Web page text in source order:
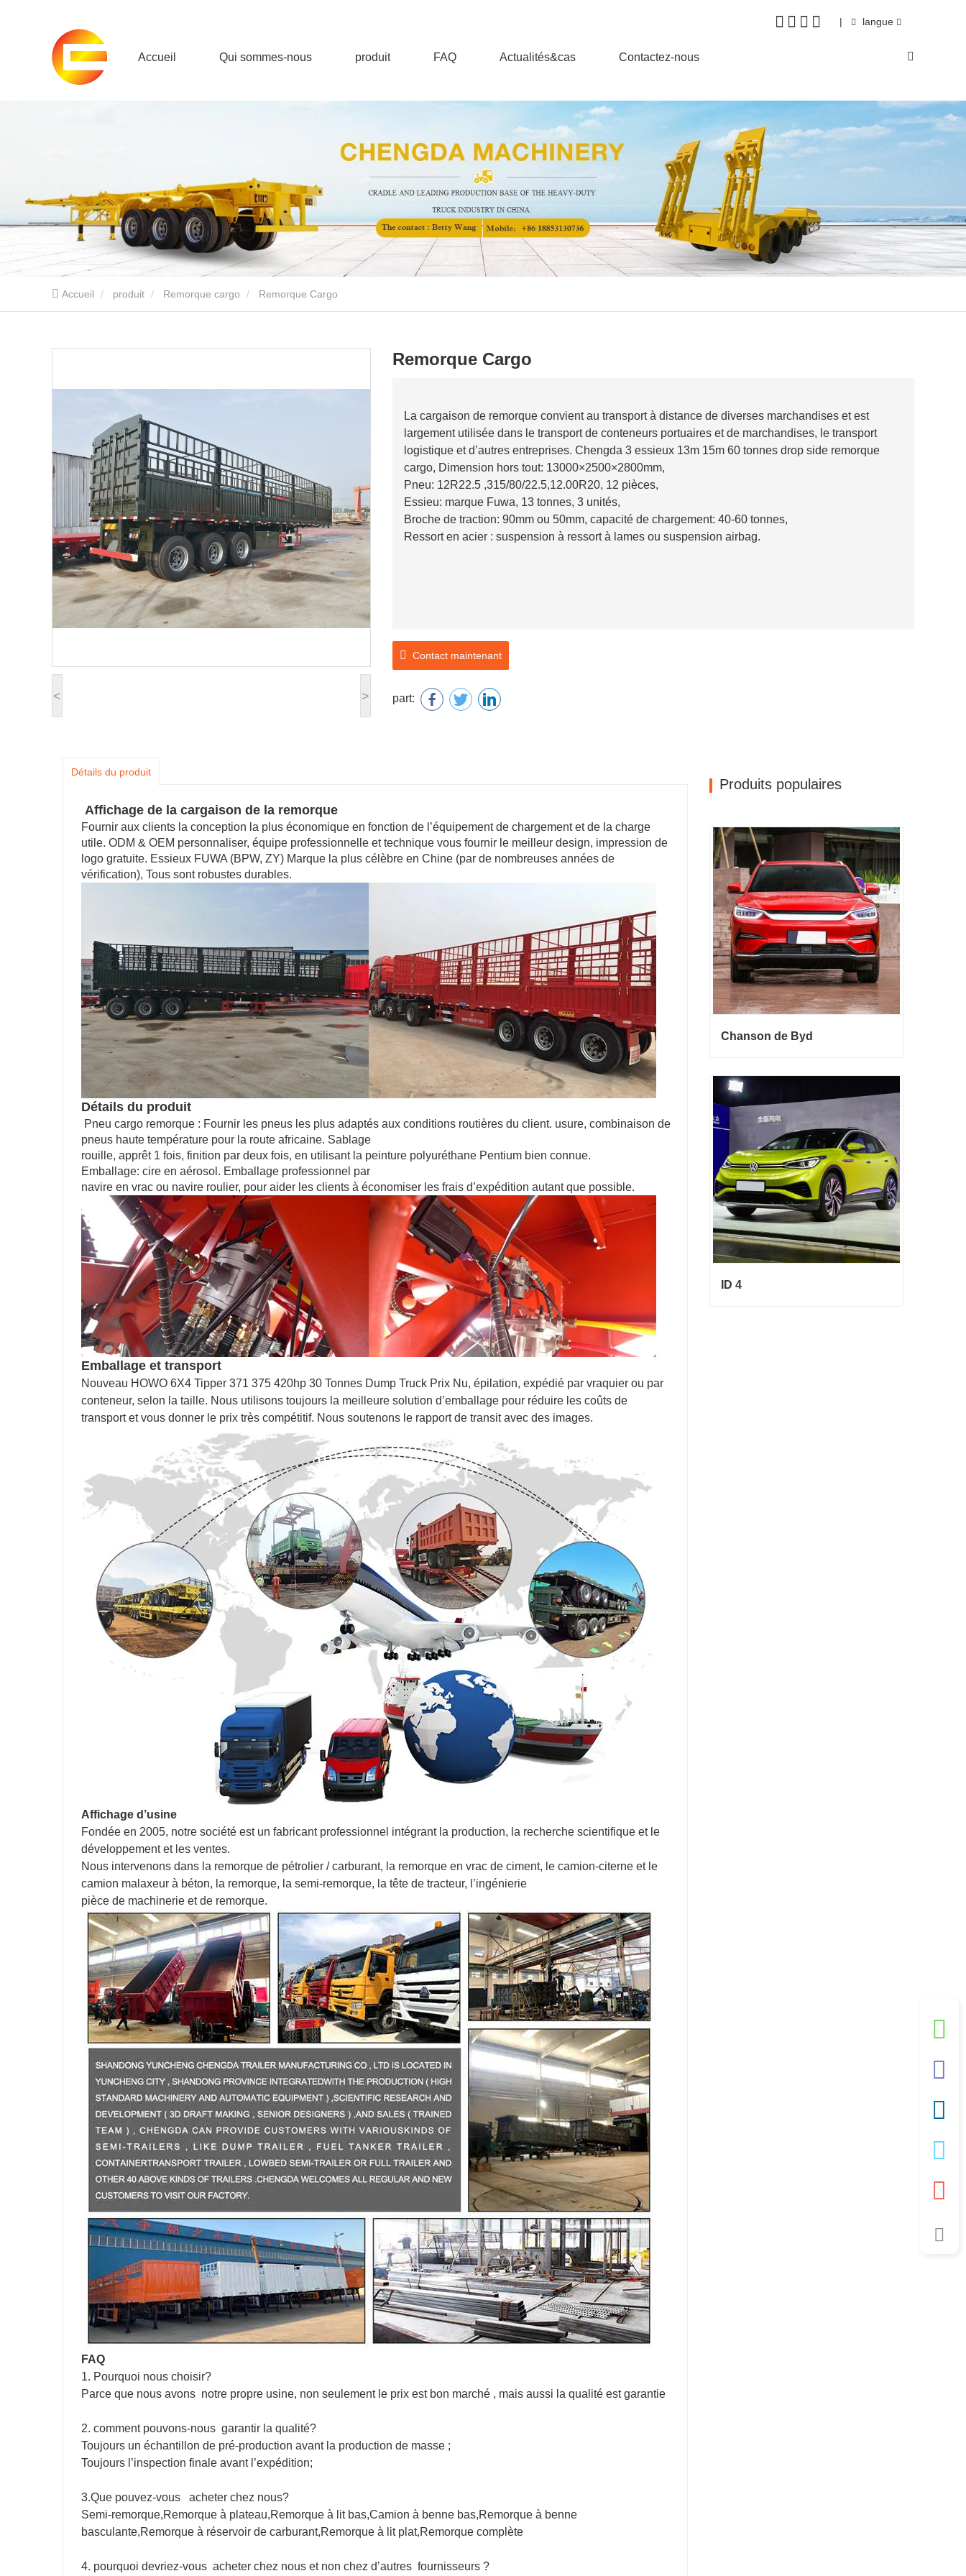
| langue
Accueil Qui sommes-nous produit FAQ Actualités&cas Contactez-nous
Accueil produit Remorque cargo Remorque Cargo
< >
Remorque Cargo
La cargaison de remorque convient au transport à distance de diverses marchandises et est
largement utilisée dans le transport de conteneurs portuaires et de marchandises, le transport
logistique et d’autres entreprises. Chengda 3 essieux 13m 15m 60 tonnes drop side remorque
cargo, Dimension hors tout: 13000×2500×2800mm,
Pneu: 12R22.5 ,315/80/22.5,12.00R20, 12 pièces,
Essieu: marque Fuwa, 13 tonnes, 3 unités,
Broche de traction: 90mm ou 50mm, capacité de chargement: 40-60 tonnes,
Ressort en acier : suspension à ressort à lames ou suspension airbag.
Contact maintenant
part:
Détails du produit
Affichage de la cargaison de la remorque
Fournir aux clients la conception la plus économique en fonction de l’équipement de chargement et de la charge
utile. ODM & OEM personnaliser, équipe professionnelle et technique vous fournir le meilleur design, impression de
logo gratuite. Essieux FUWA (BPW, ZY) Marque la plus célèbre en Chine (par de nombreuses années de
vérification), Tous sont robustes durables.
Détails du produit
Pneu cargo remorque : Fournir les pneus les plus adaptés aux conditions routières du client. usure, combinaison de
pneus haute température pour la route africaine. Sablage
rouille, apprêt 1 fois, finition par deux fois, en utilisant la peinture polyuréthane Pentium bien connue.
Emballage: cire en aérosol. Emballage professionnel par
navire en vrac ou navire roulier, pour aider les clients à économiser les frais d’expédition autant que possible.
Emballage et transport
Nouveau HOWO 6X4 Tipper 371 375 420hp 30 Tonnes Dump Truck Prix Nu, épilation, expédié par vraquier ou par
conteneur, selon la taille. Nous utilisons toujours la meilleure solution d’emballage pour réduire les coûts de
transport et vous donner le prix très compétitif. Nous soutenons le rapport de transit avec des images.
Affichage d’usine
Fondée en 2005, notre société est un fabricant professionnel intégrant la production, la recherche scientifique et le
développement et les ventes.
Nous intervenons dans la remorque de pétrolier / carburant, la remorque en vrac de ciment, le camion-citerne et le
camion malaxeur à béton, la remorque, la semi-remorque, la tête de tracteur, l’ingénierie
pièce de machinerie et de remorque.
FAQ
1. Pourquoi nous choisir?
Parce que nous avons notre propre usine, non seulement le prix est bon marché , mais aussi la qualité est garantie
2. comment pouvons-nous garantir la qualité?
Toujours un échantillon de pré-production avant la production de masse ;
Toujours l’inspection finale avant l’expédition;
3.Que pouvez-vous acheter chez nous?
Semi-remorque,Remorque à plateau,Remorque à lit bas,Camion à benne bas,Remorque à benne
basculante,Remorque à réservoir de carburant,Remorque à lit plat,Remorque complète
4. pourquoi devriez-vous acheter chez nous et non chez d’autres fournisseurs ?
Produits populaires
Chanson de Byd
Chanson de Byd
Contact maintenant
ID 4